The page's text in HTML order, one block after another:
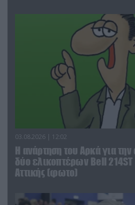
03.08.2026 | 12:02
Η ανάρτηση του Αρκά για
δύο ελικοπτέρων Bell
Αττικής (φωτο)